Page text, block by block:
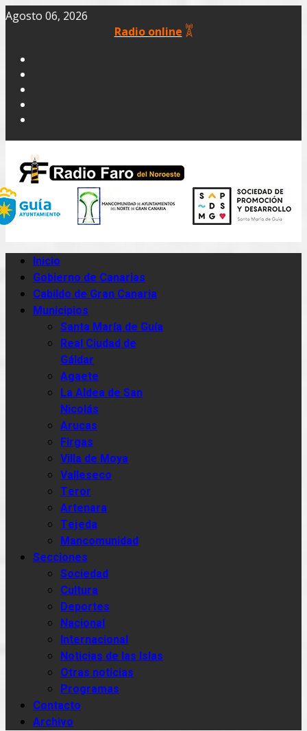
Agosto 06, 2026
Radio online
Inicio
Gobierno de Canarias
Cabildo de Gran Canaria
Municipios
Santa María de Guía
Real Ciudad de
Gáldar
Agaete
La Aldea de San
Nicolás
Arucas
Firgas
Villa de Moya
Valleseco
Teror
Artenara
Tejeda
Mancomunidad
Secciones
Sociedad
Cultura
Deportes
Nacional
Internacional
Noticias de las Islas
Otras noticias
Programas
Contacto
Archivo